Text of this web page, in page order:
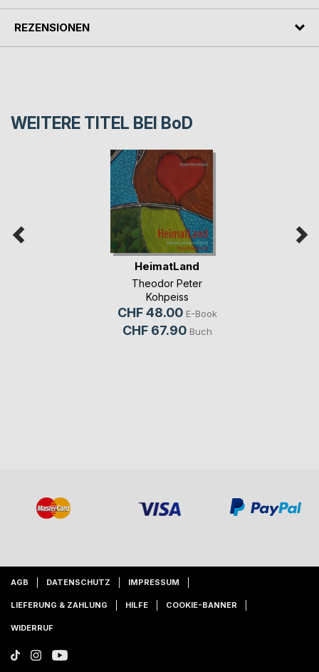
REZENSIONEN
WEITERE TITEL BEI BoD
HeimatLand
Theodor Peter
Kohpeiss
CHF 48.00 E-Book
CHF 67.90 Buch
AGB DATENSCHUTZ IMPRESSUM
LIEFERUNG & ZAHLUNG HILFE COOKIE-BANNER
WIDERRUF